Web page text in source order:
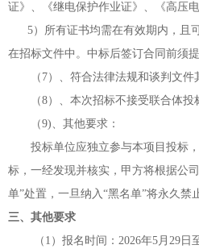
证》、《继电保护作业证》、《高压电
5）所有证书均需在有效期内，且
在招标文件中。中标后签订合同前须
（ 7）、符合法律法规和谈判文件
（8）、本次招标不接受联合体投
（9)、其他要求：
投标单位应独立参与本项目投标
标，一经发现并核实，甲方将根据公
单”处置，一旦纳入“黑名单”将永久禁
三、其他要求
（ 1）报名时间：2026年5月29 日